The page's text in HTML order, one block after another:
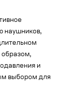
наушников,
образом,
и
выбором для